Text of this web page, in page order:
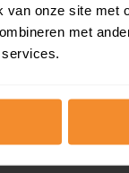
onze site met
met